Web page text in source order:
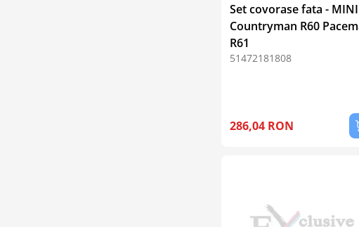
Set covorase fata - MINI
Countryman R60
R61
51472181808
286,04 RON